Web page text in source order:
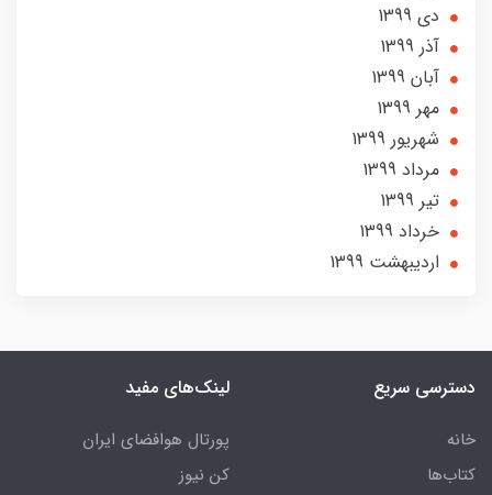
دی 1399
آذر 1399
آبان 1399
مهر 1399
شهریور 1399
مرداد 1399
تير 1399
خرداد 1399
ارديبهشت 1399
دسترسی سریع
خانه
کتاب‌ها
لینک‌های مفید
پورتال هوافضای ایران
کن نیوز